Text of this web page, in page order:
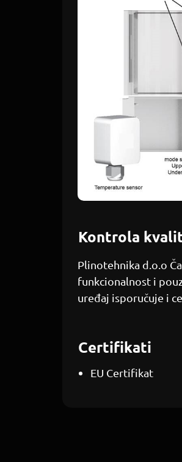
Kontrola
Plinotehnika d.o.o
funkcionalnost i
uređaj isporučuje i
Certifikati
EU Certifikat